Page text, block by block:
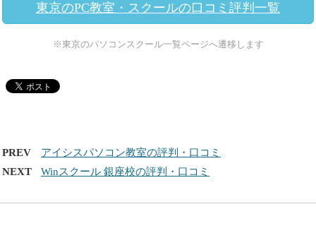
東京のPC教室・スクールの口コミ評判一覧
※東京のパソコンスクール一覧ページへ遷移します
PREV
アイシスパソコン教室の評判・口コミ
NEXT
Winスクール 銀座校の評判・口コミ